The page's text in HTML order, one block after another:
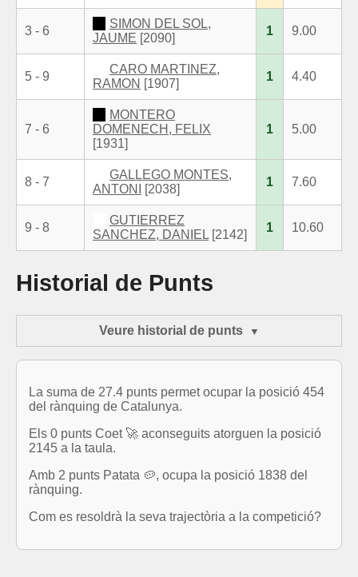
3 - 6
SIMON DEL SOL,
JAUME [2090]
1 9.00
5 - 9
CARO MARTINEZ,
RAMON [1907]
1 4.40
7 - 6
MONTERO
DOMENECH, FELIX
[1931]
1 5.00
8 - 7
GALLEGO MONTES,
ANTONI
[2038]
1 7.60
9 - 8
GUTIERREZ
SANCHEZ, DANIEL [2142]
1 10.60
Historial de Punts
Veure historial de punts
La suma de 27.4 punts permet ocupar la posició 454
del rànquing de Catalunya.
Els 0 punts Coet 🚀 aconseguits atorguen la posició
2145 a la taula.
Amb 2 punts Patata 🥔, ocupa la posició 1838 del
rànquing.
Com es resoldrà la seva trajectòria a la competició?